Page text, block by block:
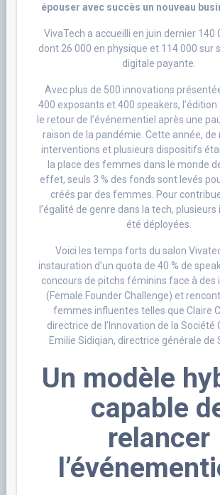
épouser avec succès un nouveau
VivaTech a accueilli en juin dernier 140
dont 26 000 en physique et 114 000 sur
digitale payante.
Avec plus de 500 innovations
400 exposants et 400 speakers,
le retour de l’événementiel après une
raison de la pandémie. Cette année,
interventions et plusieurs dispositifs
la place des femmes dans le monde
effet, seuls 3 % des fonds sont levés
créés par des femmes. Pour
l’égalité de genre dans la tech,
été déployées.
Voici les temps forts du salon
instauration d’un quota de 40 % de
concours de pitchs féminins face à des
(Female Founder Challenge) et
femmes influentes telles que Claire
directrice de l’Innovation de la Société
Emilie Sidiqian, directrice générale de
Un modèle
capable
relancer